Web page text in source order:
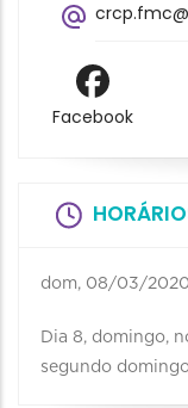
Facebook
dom, 08/03/
Dia 8, domingo,
segundo